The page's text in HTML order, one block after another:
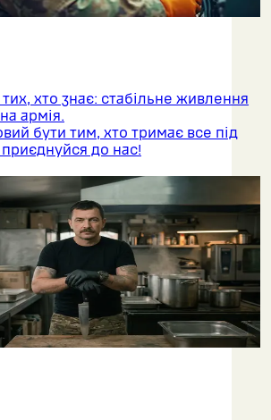
хто знає: стабільне живлення
армія.
бути тим, хто тримає все під
до нас!